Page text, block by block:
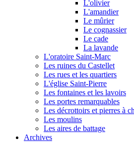
L'olivier
L'amandier
Le mûrier
Le cognassier
Le cade
La lavande
L'oratoire Saint-Marc
Les ruines du Castellet
Les rues et les quartiers
L'église Saint-Pierre
Les fontaines et les lavoirs
Les portes remarquables
Les décrottoirs et pierres à
Les moulins
Les aires de battage
Archives